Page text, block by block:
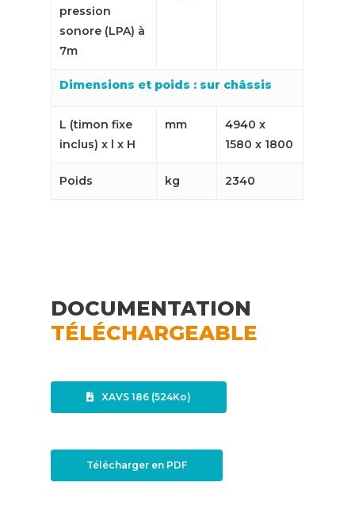
pression
sonore (LPA) à
7m
Dimensions et poids : sur châssis
L (timon fixe
inclus) x l x H
mm
4940 x
1580 x 1800
Poids kg 2340
DOCUMENTATION
TÉLÉCHARGEABLE
XAVS 186 (524Ko)
Télécharger en PDF